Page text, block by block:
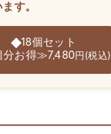
す。
18個セット
分お得≫7,480 円(税込)